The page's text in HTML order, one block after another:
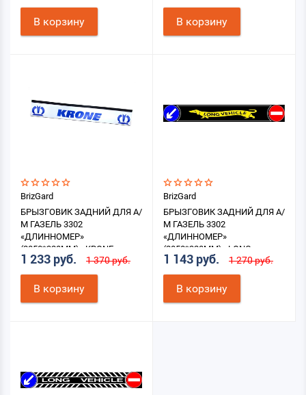
В корзину В корзину
BrizGard
БРЫЗГОВИК ЗАДНИЙ ДЛЯ А/
М ГАЗЕЛЬ 3302
«ДЛИННОМЕР»
(2050*320ММ) «KRONE»
(СИНИЙ НА БЕЛОМ ФОНЕ)
1 233 руб. 1 370 руб.
В корзину
BrizGard
БРЫЗГОВИК ЗАДНИЙ ДЛЯ А/
М ГАЗЕЛЬ 3302
«ДЛИННОМЕР»
(2050*320ММ) «LONG
VEHICLE-ТАКСА»
1 143 руб. 1 270 руб.
В корзину